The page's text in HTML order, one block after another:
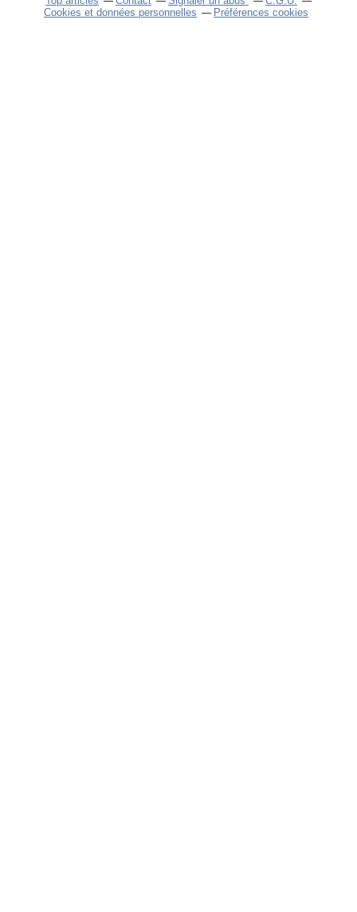
Cookies et données personnelles
Préférences cookies